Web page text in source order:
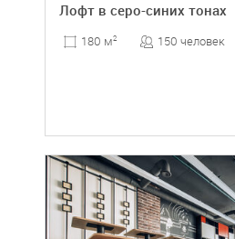
Лофт в серо-синих тонах
180 м2 150 человек